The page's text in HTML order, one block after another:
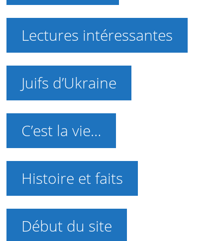
Lectures intéressantes
Juifs d’Ukraine
C’est la vie…
Histoire et faits
Début du site